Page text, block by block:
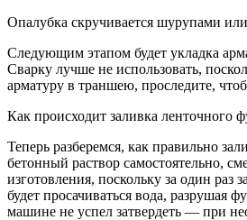
Опалубка скручивается шурупами
Следующим этапом будет укладка
Сварку лучше не использовать,
арматуру в траншею, проследите,
Как происходит заливка ленточного
Теперь разберемся, как правильно
бетонный раствор самостоятельно,
изготовления, поскольку за один раз
будет просачиваться вода, разрушая
машине не успел затвердеть — при